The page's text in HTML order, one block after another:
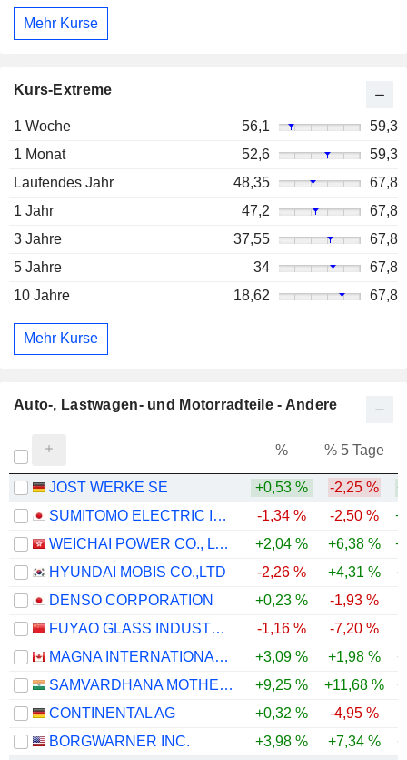
Mehr Kurse
Kurs-Extreme
1 Woche 56,1
59,3
1 Monat
52,6
59,3
Laufendes Jahr
48,35
67,8
1 Jahr
47,2
67,8
3 Jahre
37,55
67,8
5 Jahre
34
67,8
10 Jahre
18,62 67,8
Mehr Kurse
Auto-, Lastwagen- und Motorradteile - Andere
% % 5 Tage
JOST WERKE SE +0,53 % -2,25 %
SUMITOMO ELECTRIC INDUSTRIES, LTD.
-1,34 % -2,50 %
WEICHAI POWER CO., LTD.
+2,04 % +6,38 %
HYUNDAI MOBIS CO.,LTD
-2,26 % +4,31 %
DENSO CORPORATION
+0,23 % -1,93 %
FUYAO GLASS INDUSTRY GROUP CO., LTD.
-1,16 % -7,20 %
MAGNA INTERNATIONAL INC.
+3,09 % +1,98 %
SAMVARDHANA MOTHERSON INTERNATIONAL LIMITED
+9,25 % +11,68 %
CONTINENTAL AG
+0,32 % -4,95 %
BORGWARNER INC.
+3,98 % +7,34 %